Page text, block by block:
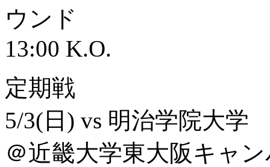
ウンド
13:00 K.O.
定期戦
5/3(日) vs 明治学院大学
＠近畿大学東大阪キャ